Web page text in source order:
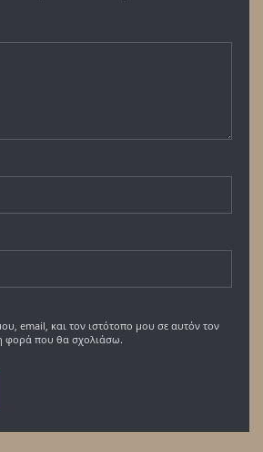
email, και τον ιστότοπο μου σε αυτόν τον
φορά που θα σχολιάσω.